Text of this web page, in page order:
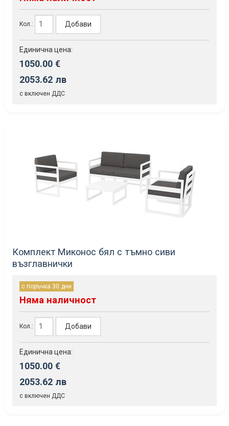
Кол.: Добави
Единична цена:
1050.00 €
2053.62 лв
с включен ДДС
Комплект Миконос бял с тъмно сиви
възглавнички
с поръчка 30 дни
Няма наличност
Кол.: Добави
Единична цена:
1050.00 €
2053.62 лв
с включен ДДС